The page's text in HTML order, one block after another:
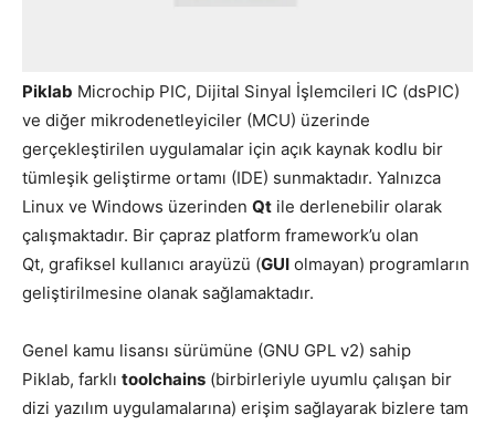
Piklab Microchip PIC, Dijital Sinyal İşlemcileri IC (dsPIC)
ve diğer mikrodenetleyiciler (MCU) üzerinde
gerçekleştirilen uygulamalar için açık kaynak kodlu bir
tümleşik geliştirme ortamı (IDE) sunmaktadır. Yalnızca
Linux ve Windows üzerinden Qt ile derlenebilir olarak
çalışmaktadır. Bir çapraz platform framework’u olan
Qt, grafiksel kullanıcı arayüzü (GUI olmayan) programların
geliştirilmesine olanak sağlamaktadır.
Genel kamu lisansı sürümüne (GNU GPL v2) sahip
Piklab, farklı toolchains (birbirleriyle uyumlu çalışan bir
dizi yazılım uygulamalarına) erişim sağlayarak bizlere tam